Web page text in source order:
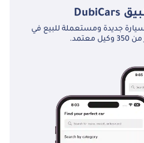
DubiCars
أكثر من 30،000 سيارة جديدة ومستعملة للبيع في